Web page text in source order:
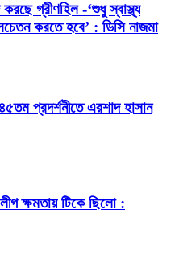
করছে গ্রীণহিল -‘শুধু স্বাস্থ্য
করতে হবে’ : ডিসি নাজমা
প্রদর্শনীতে এরশাদ হাসান
ক্ষমতায় টিকে ছিলো :